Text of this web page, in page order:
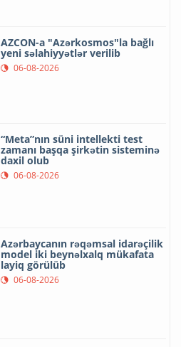
AZCON-a "Azərkosmos"la bağlı
yeni səlahiyyətlər verilib
06-08-2026
“Meta”nın süni intellekti test
zamanı başqa şirkətin sisteminə
daxil olub
06-08-2026
Azərbaycanın rəqəmsal idarəçilik
model iki beynəlxalq mükafata
layiq görülüb
06-08-2026